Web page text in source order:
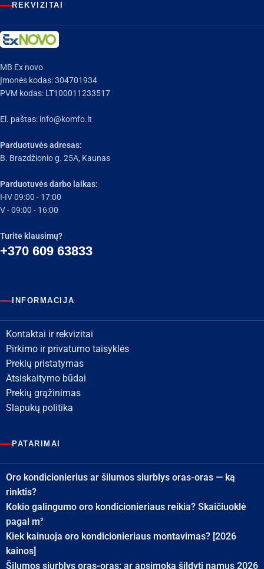
REKVIZITAI
MB Ex novo
Įmonės kodas: 304701934
PVM kodas: LT100011233517
El. paštas: info@komfo.lt
Parduotuvės adresas:
B. Brazdžionio g. 25A, Kaunas
Parduotuvės darbo laikas:
I-IV 09:00 - 17:00
V - 09:00 - 16:00
Turite klausimų?
+370 609 63833
INFORMACIJA
Kontaktai ir rekvizitai
Pirkimo ir privatumo taisyklės
Prekių pristatymas
Atsiskaitymo būdai
Prekių grąžinimas
Slapukų politika
PATARIMAI
Oro kondicionierius ar šilumos siurblys oras-oras — ką
rinktis?
Kokio galingumo oro kondicionieriaus reikia? Skaičiuoklė
pagal m²
Kiek kainuoja oro kondicionieriaus montavimas? [2026
kainos]
Šilumos siurblys oras-oras: ar apsimoka šildyti namus 2026